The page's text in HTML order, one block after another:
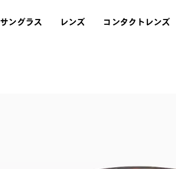
サングラス レンズ コンタクトレンズ